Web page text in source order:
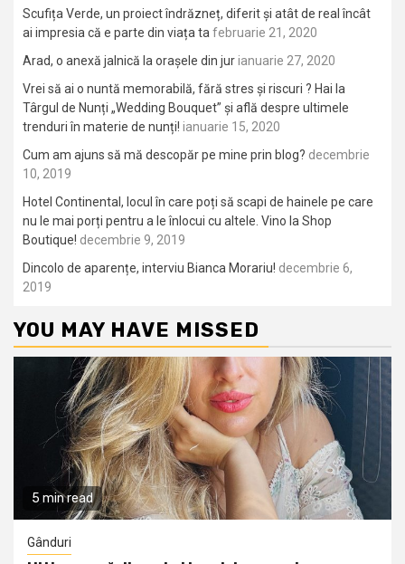
Scufița Verde, un proiect îndrăzneț, diferit și atât de real încât
ai impresia că e parte din viața ta februarie 21, 2020
Arad, o anexă jalnică la orașele din jurianuarie 27, 2020
Vrei să ai o nuntă memorabilă, fără stres și riscuri ? Hai la
Târgul de Nunți „Wedding Bouquet” și află despre ultimele
trenduri în materie de nunți! ianuarie 15, 2020
Cum am ajuns să mă descopăr pe mine prin blog? decembrie
10, 2019
Hotel Continental, locul în care poți să scapi de hainele pe care
nu le mai porți pentru a le înlocui cu altele. Vino la Shop
Boutique! decembrie 9, 2019
Dincolo de aparențe, interviu Bianca Morariu! decembrie 6,
2019
YOU MAY HAVE MISSED
5 min read
Gânduri